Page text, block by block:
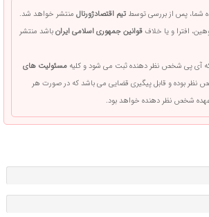
شما، پس از بررسی توسطتیم اقتصادژورنالمنتشر خواهد شد.
افترا و یا خلافقوانین جمهوری اسلامی ایرانباشد منتشر
که آی پی شخص نظر دهنده ثبت می شود و کلیهمسئولیت های
بوده و قابل پیگیری قضایی می باشد که در صورت هر
شخص نظر دهنده خواهد بود.